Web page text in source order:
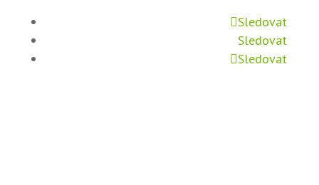
Sledovat
Sledovat
Sledovat